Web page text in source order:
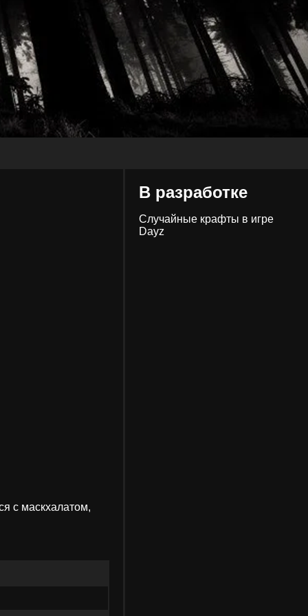
с маскхалатом,
В разработке
Случайные крафты в игре
Dayz